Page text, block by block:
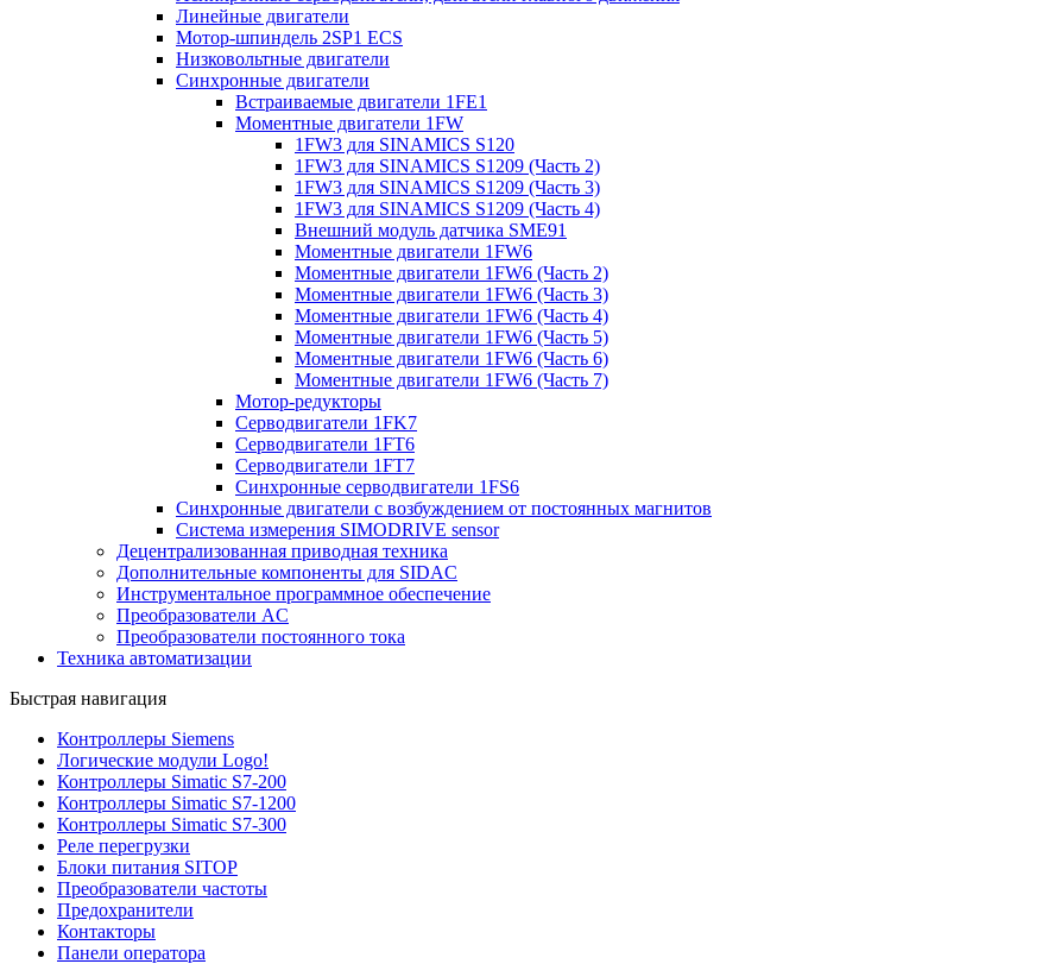
Линейные двигатели
Мотор-шпиндель 2SP1 ECS
Низковольтные двигатели
Синхронные двигатели
Встраиваемые двигатели 1FE1
Моментные двигатели 1FW
1FW3 для SINAMICS S120
1FW3 для SINAMICS S1209 (Часть 2)
1FW3 для SINAMICS S1209 (Часть 3)
1FW3 для SINAMICS S1209 (Часть 4)
Внешний модуль датчика SME91
Моментные двигатели 1FW6
Моментные двигатели 1FW6 (Часть 2)
Моментные двигатели 1FW6 (Часть 3)
Моментные двигатели 1FW6 (Часть 4)
Моментные двигатели 1FW6 (Часть 5)
Моментные двигатели 1FW6 (Часть 6)
Моментные двигатели 1FW6 (Часть 7)
Мотор-редукторы
Серводвигатели 1FK7
Серводвигатели 1FT6
Серводвигатели 1FT7
Синхронные серводвигатели 1FS6
Синхронные двигатели с возбуждением от постоянных магнитов
Система измерения SIMODRIVE sensor
Децентрализованная приводная техника
Дополнительные компоненты для SIDAC
Инструментальное программное обеспечение
Преобразователи AC
Преобразователи постоянного тока
Техника автоматизации
Быстрая навигация
Контроллеры Siemens
Логические модули Logo!
Контроллеры Simatic S7-200
Контроллеры Simatic S7-1200
Контроллеры Simatic S7-300
Реле перегрузки
Блоки питания SITOP
Преобразователи частоты
Предохранители
Контакторы
Панели оператора